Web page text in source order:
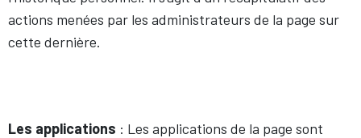
actions menées par les administrateurs de la page sur
cette dernière.
Les applications : Les applications de la page sont